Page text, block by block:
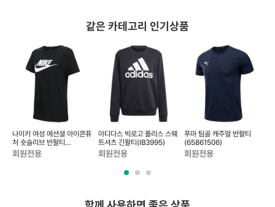
이메일 dongeecom@naver.com
경기도 고양시 덕양구 꽃마을로64, 1235호
같은 카테고리 인기상품
나이키 여성 에션셜 아이콘퓨
처 숏슬리브 반팔티
(BV6170-010)
회원전용
아디다스 빅로고 플리스 스웨
트셔츠 긴팔티(IB3995)
회원전용
푸마 팀골 캐주얼 반팔티
(65861506)
회원전용